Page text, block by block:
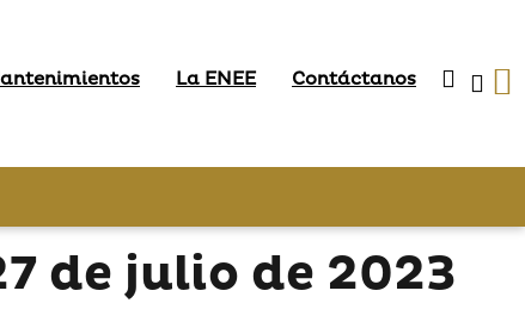
La ENEE Contáctanos
de julio de 2023